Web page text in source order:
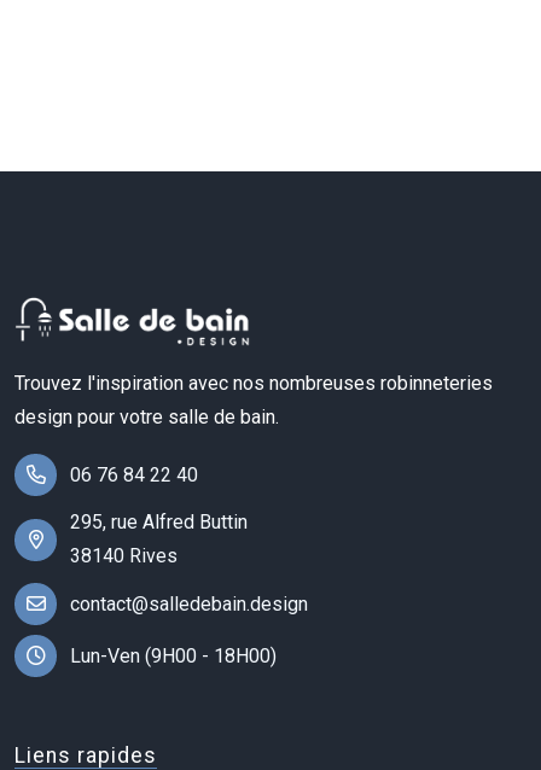
Trouvez l'inspiration avec nos nombreuses robinneteries
design pour votre salle de bain.
06 76 84 22 40
295, rue Alfred Buttin
38140 Rives
contact@salledebain.design
Lun-Ven (9H00 - 18H00)
Liens rapides